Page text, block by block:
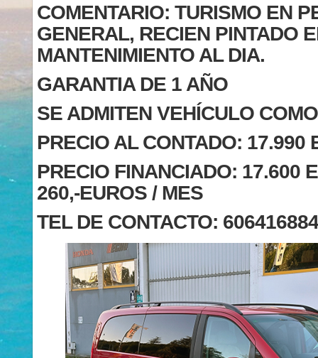
COMENTARIO: TURISMO EN
GENERAL, RECIEN PINTADO
MANTENIMIENTO AL DIA.
GARANTIA DE 1 AÑO
SE ADMITEN VEHÍCULO
PRECIO AL CONTADO: 17.990
PRECIO FINANCIADO: 17.600
260,-EUROS / MES
TEL DE CONTACTO: 606416884